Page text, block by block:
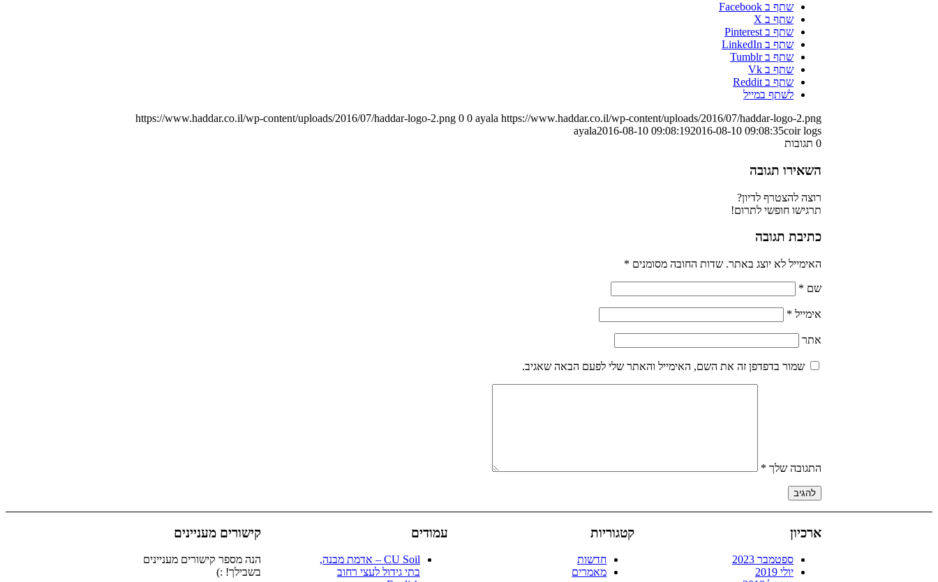
שתף ב Facebook
שתף ב X
שתף ב Pinterest
שתף ב LinkedIn
שתף ב Tumblr
שתף ב Vk
שתף ב Reddit
לשתף במייל
https://www.haddar.co.il/wp-content/uploads/2016/07/haddar-logo-2.png 0 0 ayala https://www.haddar.co.il/wp-content/uploads/2016/07/haddar-logo-2.png
ayala2016-08-10 09:08:192016-08-10 09:08:35coir logs
0 תגובות
השאירו תגובה
רוצה להצטרף לדיון?
תרגישו חופשי לתרום!
כתיבת תגובה
האימייל לא יוצג באתר. שדות החובה מסומנים *
שם *
אימייל *
אתר
שמור בדפדפן זה את השם, האימייל והאתר שלי לפעם הבאה שאגיב.
התגובה שלך *
קישורים מעניינים
הנה מספר קישורים מעניינים
בשבילך! :)
עמודים
CU Soil – אדמת מבנה,
בתי גידול לעצי רחוב
קטגוריות
חדשות
מאמרים
ארכיון
ספטמבר 2023
יולי 2019